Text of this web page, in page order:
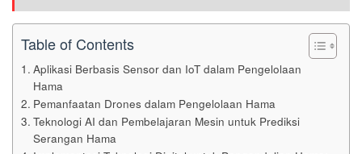
Table of Contents
Aplikasi Berbasis Sensor dan IoT dalam Pengelolaan
Hama
Pemanfaatan Drones dalam Pengelolaan Hama
Teknologi AI dan Pembelajaran Mesin untuk Prediksi
Serangan Hama